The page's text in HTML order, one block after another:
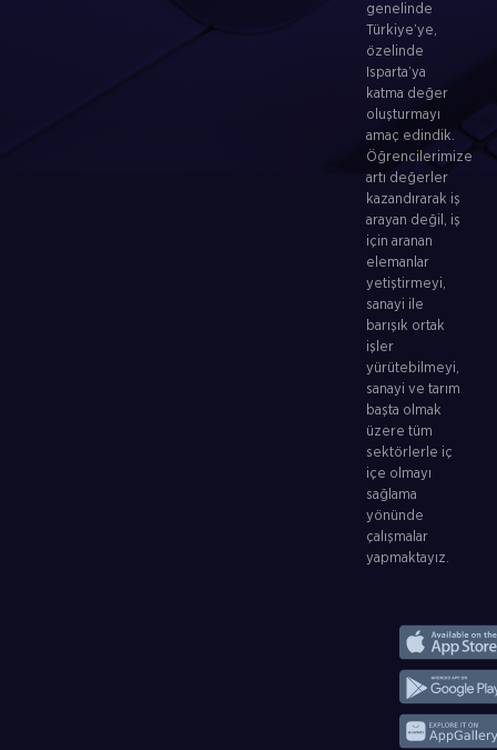
genelinde
Türkiye’ye,
özelinde
Isparta’ya
katma değer
oluşturmayı
amaç edindik.
Öğrencilerimize
artı değerler
kazandırarak iş
arayan değil, iş
için aranan
elemanlar
yetiştirmeyi,
sanayi ile
barışık ortak
işler
yürütebilmeyi,
sanayi ve tarım
başta olmak
üzere tüm
sektörlerle iç
içe olmayı
sağlama
yönünde
çalışmalar
yapmaktayız.